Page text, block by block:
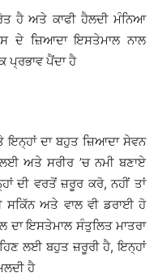
ਹੈ ਅਤੇ ਕਾਫੀ ਹੈਲਦੀ ਮੰਨਿਆ
ਦੇ ਜ਼ਿਆਦਾ ਇਸਤੇਮਾਲ ਨਾਲ
ਪ੍ਰਭਾਵ ਪੈਂਦਾ ਹੈ
ਦਾ ਬਹੁਤ ਜ਼ਿਆਦਾ ਸੇਵਨ
ਅਤੇ ਸਰੀਰ ’ਚ ਨਮੀ ਬਣਾਏ
ਦੀ ਵਰਤੋਂ ਜ਼ਰੂਰ ਕਰੋ, ਨਹੀਂ ਤਾਂ
ਸਕਿੱਨ ਅਤੇ ਵਾਲ ਵੀ ਡਰਾਈ ਹੋ
ਦਾ ਇਸਤੇਮਾਲ ਸੰਤੁਲਿਤ ਮਾਤਰਾ
ਲਈ ਬਹੁਤ ਜ਼ਰੂਰੀ ਹੈ, ਇਨ੍ਹਾਂ
ਹੈ